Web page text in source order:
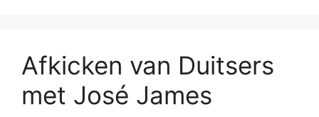
Afkicken van Duitsers
met José James